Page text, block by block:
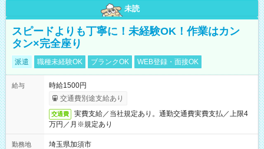
未読
スピードよりも丁寧に！未経験OK！作業はカン
タン×完全座り
派遣 職種未経験OK ブランクOK WEB登録・面接OK
給与
時給1500円
交通費別途支給あり
交通費
実費支給／当社規定あり。通勤交通費実費支払／上限4
万円／月※規定あり
勤務地
埼玉県加須市